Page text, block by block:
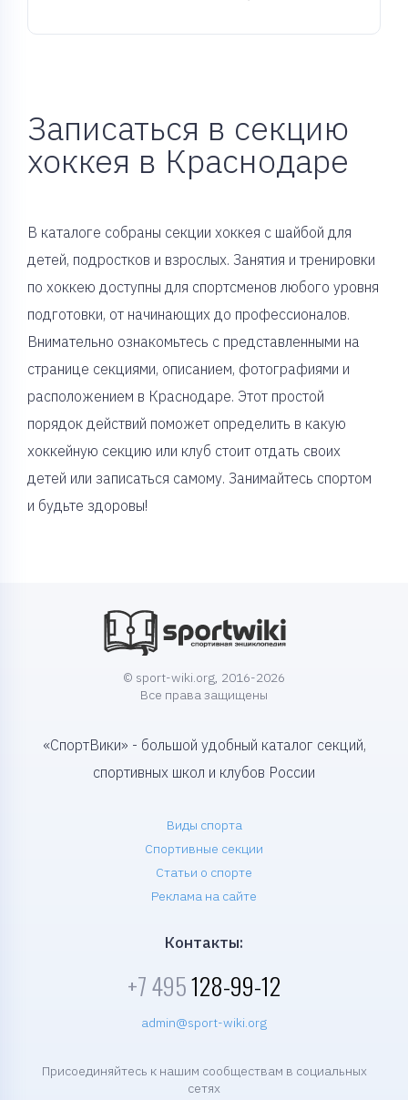
Записаться в секцию
хоккея в Краснодаре
В каталоге собраны секции хоккея с шайбой для
детей, подростков и взрослых. Занятия и тренировки
по хоккею доступны для спортсменов любого уровня
подготовки, от начинающих до профессионалов.
Внимательно ознакомьтесь с представленными на
странице секциями, описанием, фотографиями и
расположением в Краснодаре. Этот простой
порядок действий поможет определить в какую
хоккейную секцию или клуб стоит отдать своих
детей или записаться самому. Занимайтесь спортом
и будьте здоровы!
© sport-wiki.org, 2016-2026
Все права защищены
«СпортВики» - большой удобный каталог секций,
спортивных школ и клубов России
Виды спорта
Спортивные секции
Статьи о спорте
Реклама на сайте
Контакты:
+7 495128-99-12
admin@sport-wiki.org
Присоединяйтесь к нашим сообществам в социальных
сетях